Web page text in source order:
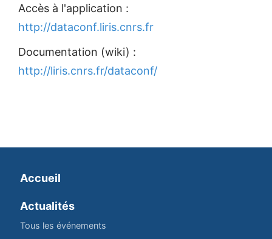
Accès à l'application :
http://dataconf.liris.cnrs.fr
Documentation (wiki) :
http://liris.cnrs.fr/dataconf/
Accueil
Actualités
Tous les événements